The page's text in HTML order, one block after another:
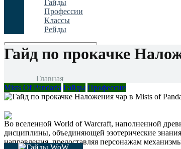
Гайды
Профессии
Классы
Рейды
Гайд по прокачке
Главная
Mists Of Pandaria Гайды Профессии
Во вселенной World of Warcraft, наполненной
дисциплины, объединяющей эзотерические
направления, предоставляя персонажам